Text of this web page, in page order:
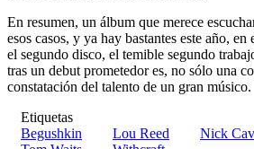
En resumen, un álbum que merece
esos casos, y ya hay bastantes este año,
el segundo disco, el temible segundo
tras un debut prometedor es, no sólo una
constatación del talento de un gran músico.
Etiquetas
Begushkin
Lou Reed Nick